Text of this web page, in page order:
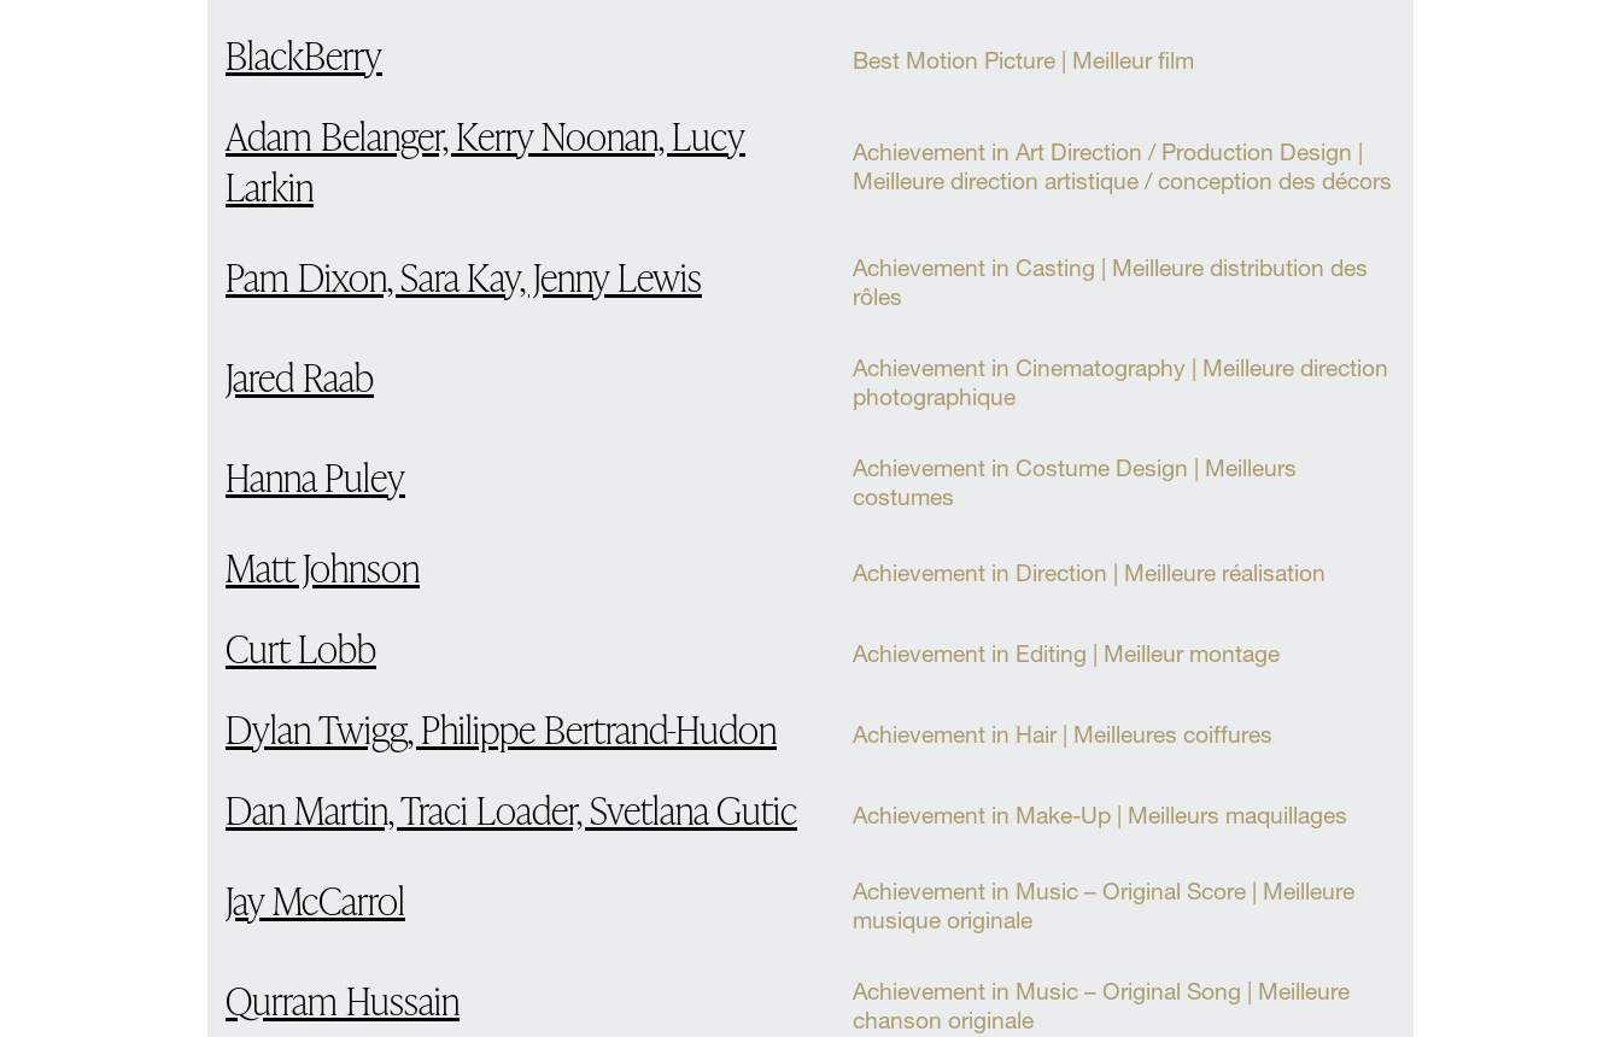
BlackBerry Best Motion Picture | Meilleur film
Adam Belanger, Kerry Noonan, Lucy
Larkin
Achievement in Art Direction / Production Design |
Meilleure direction artistique / conception des décors
Pam Dixon, Sara Kay, Jenny Lewis
Achievement in Casting | Meilleure distribution des
rôles
Jared Raab
Achievement in Cinematography | Meilleure direction
photographique
Hanna Puley
Achievement in Costume Design | Meilleurs
costumes
Matt Johnson Achievement in Direction | Meilleure réalisation
Curt Lobb Achievement in Editing | Meilleur montage
Dylan Twigg, Philippe Bertrand-Hudon Achievement in Hair | Meilleures coiffures
Dan Martin, Traci Loader, Svetlana Gutic Achievement in Make-Up | Meilleurs maquillages
Jay McCarrol
Achievement in Music – Original Score | Meilleure
musique originale
Qurram Hussain
Achievement in Music – Original Song | Meilleure
chanson originale